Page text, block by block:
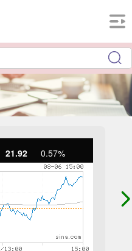
21.92 0.57%